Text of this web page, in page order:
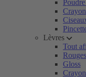
Lèvres
Tout
Gloss